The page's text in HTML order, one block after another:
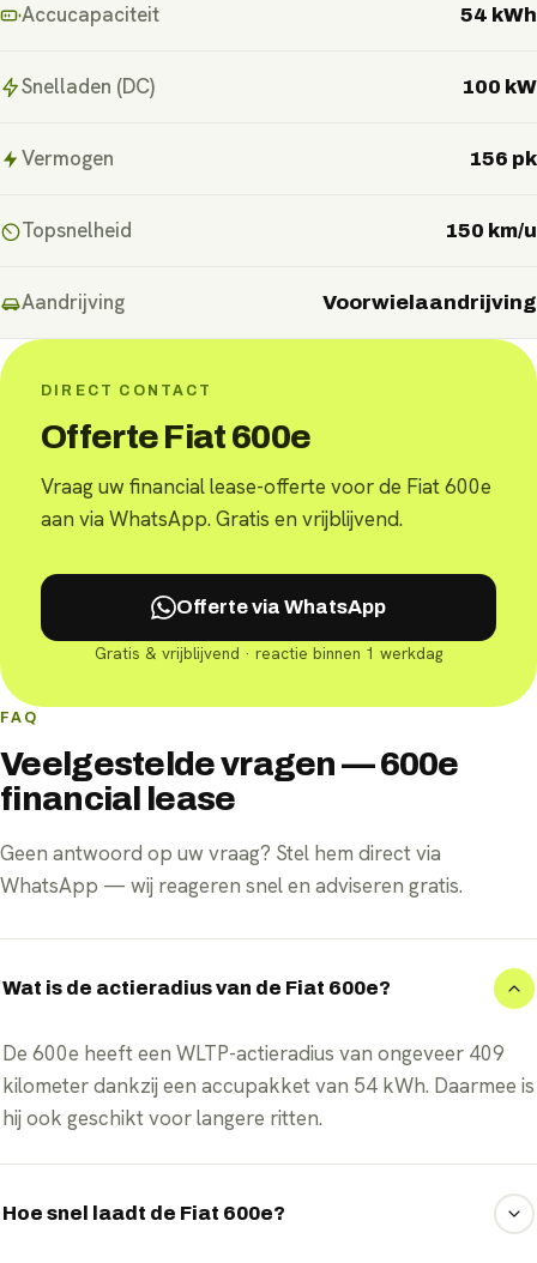
Accucapaciteit 54 kWh
Snelladen (DC) 100 kW
Vermogen 156 pk
Topsnelheid 150 km/u
Aandrijving Voorwielaandrijving
DIRECT CONTACT
Offerte Fiat 600e
Vraag uw financial lease-offerte voor de Fiat 600e
aan via WhatsApp. Gratis en vrijblijvend.
Offerte via WhatsApp
Gratis & vrijblijvend · reactie binnen 1 werkdag
FAQ
Veelgestelde vragen — 600e
financial lease
Geen antwoord op uw vraag? Stel hem direct via
WhatsApp — wij reageren snel en adviseren gratis.
Wat is de actieradius van de Fiat 600e?
De 600e heeft een WLTP-actieradius van ongeveer 409
kilometer dankzij een accupakket van 54 kWh. Daarmee is
hij ook geschikt voor langere ritten.
Hoe snel laadt de Fiat 600e?